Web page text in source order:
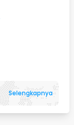
Selengkapnya